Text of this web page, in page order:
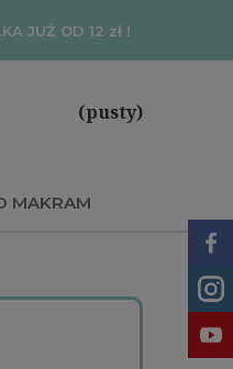
JUŻ OD 12 zł !
(pusty)
MAKRAM